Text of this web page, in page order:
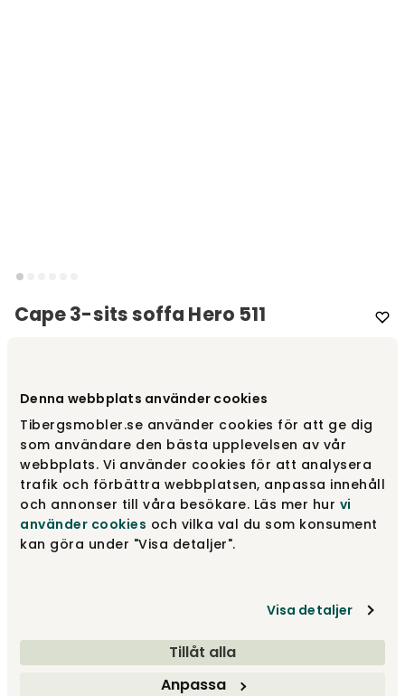
Denna webbplats använder cookies
Tibergsmobler.se använder cookies för att ge dig
som användare den bästa upplevelsen av vår
webbplats. Vi använder cookies för att analysera
trafik och förbättra webbplatsen, anpassa innehåll
och annonser till våra besökare. Läs mer hur vi
använder cookies och vilka val du som konsument
kan göra under "Visa detaljer".
Visa detaljer
Tillåt alla
Anpassa
Cape 3-sits soffa Hero 511
Välj färgHero 511
Hero 511 47 995 kr
Merit 035 46 220 kr
46 220 kr
Visa fler +15